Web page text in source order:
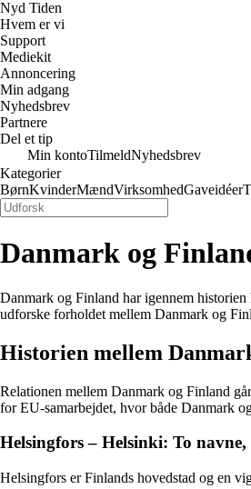
Nyd Tiden
Hvem er vi
Support
Mediekit
Annoncering
Min adgang
Nyhedsbrev
Partnere
Del et tip
Min kontoTilmeldNyhedsbrev
Kategorier
BørnKvinderMændVirksomhedGaveidéer
Danmark og
Danmark og Finland har igennem
udforske forholdet mellem Danmark og
Historien mellem
Relationen mellem Danmark og Finland
for EU-samarbejdet, hvor både Danmark
Helsingfors – Helsinki: To navne,
Helsingfors er Finlands hovedstad og en